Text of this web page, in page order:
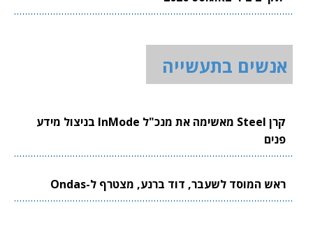
אנשים בתעשייה
קרן Steel מאשימה את מנכ"ל InMode בניצול מידע
פנים
ראש המוסד לשעבר, דוד ברנע, מצטרף ל-Ondas